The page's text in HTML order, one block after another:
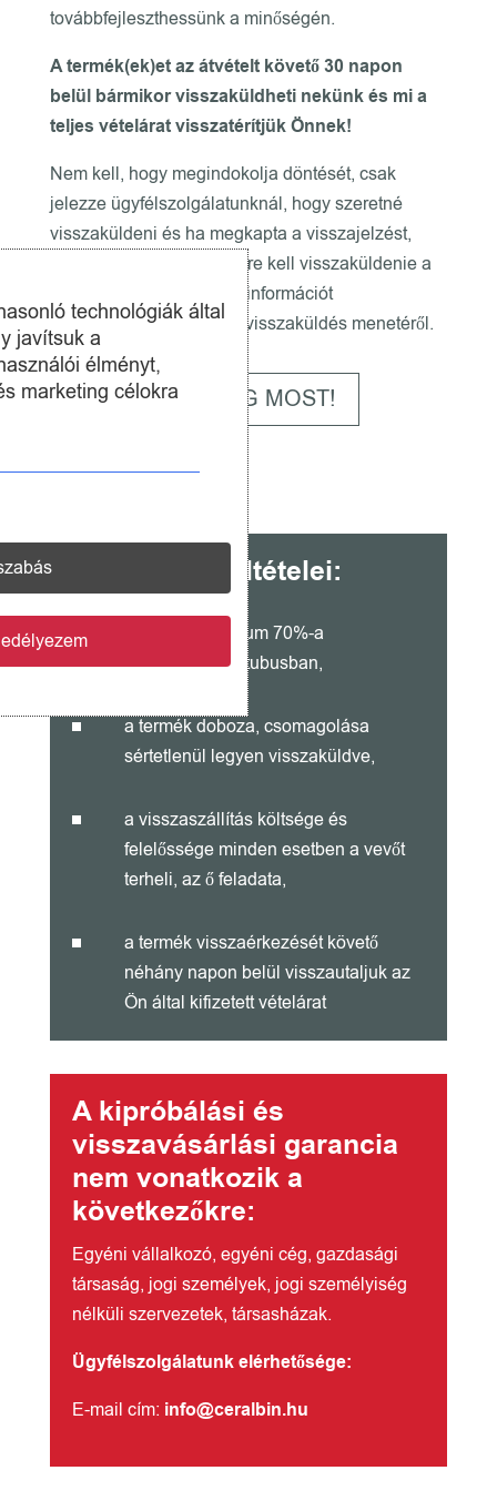
továbbfejleszthessünk a minőségén.
A termék(ek)et az átvételt követő 30 napon
belül bármikor visszaküldheti nekünk és mi a
teljes vételárat visszatérítjük Önnek!
Nem kell, hogy megindokolja döntését, csak
jelezze ügyfélszolgálatunknál, hogy szeretné
visszaküldeni és ha megkapta a visszajelzést,
akkor számlázási címünkre kell visszaküldenie a
termék(ek)et. Pontosabb információt
ügyfélszolgáltatunk ad a visszaküldés menetéről.
VÁSÁROLJA MEG MOST!
A garancia feltételei:
a termék minimum 70%-a
megtalálható a tubusban,
a termék doboza, csomagolása
sértetlenül legyen visszaküldve,
a visszaszállítás költsége és
felelőssége minden esetben a vevőt
terheli, az ő feladata,
a termék visszaérkezését követő
néhány napon belül visszautaljuk az
Ön által kifizetett vételárat
A kipróbálási és
visszavásárlási garancia
nem vonatkozik a
következőkre:
Egyéni vállalkozó, egyéni cég, gazdasági
társaság, jogi személyek, jogi személyiség
nélküli szervezetek, társasházak.
Ügyfélszolgálatunk elérhetősége:
E-mail cím: info@ceralbin.hu
technológiák által
javítsuk a
élményt,
marketing célokra